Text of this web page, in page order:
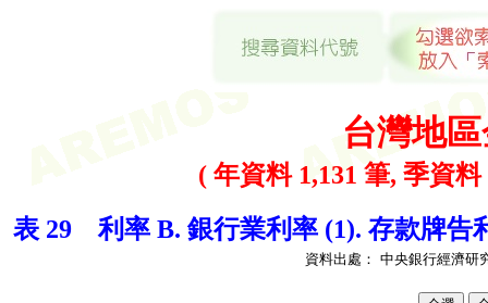
台灣地
( 年資料 1,131 筆, 季資
表 29 利率 B. 銀行業利率 (1). 存款牌告
資料出處： 中央銀行經濟研